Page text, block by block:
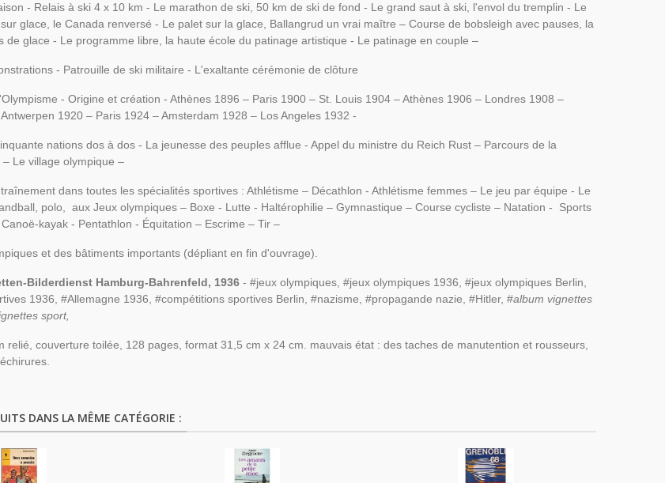
- Relais à ski 4 x 10 km - Le marathon de ski, 50 km de ski de fond - Le grand saut à ski, l'envol du tremplin - Le
glace, le Canada renversé - Le palet sur la glace, Ballangrud un vrai maître – Course de bobsleigh avec pauses, la
de glace - Le programme libre, la haute école du patinage artistique - Le patinage en couple –
- Patrouille de ski militaire - L'exaltante cérémonie de clôture
- Origine et création - Athènes 1896 – Paris 1900 – St. Louis 1904 – Athènes 1906 – Londres 1908 –
1920 – Paris 1924 – Amsterdam 1928 – Los Angeles 1932 -
nations dos à dos - La jeunesse des peuples afflue - Appel du ministre du Reich Rust – Parcours de la
Le village olympique –
dans toutes les spécialités sportives : Athlétisme – Décathlon - Athlétisme femmes – Le jeu par équipe - Le
polo, aux Jeux olympiques – Boxe - Lutte - Haltérophilie – Gymnastique – Course cycliste – Natation - Sports
kayak - Pentathlon - Équitation – Escrime – Tir –
et des bâtiments importants (dépliant en fin d'ouvrage).
Bilderdienst Hamburg-Bahrenfeld, 1936 - #jeux olympiques, #jeux olympiques 1936, #jeux olympiques Berlin,
1936, #Allemagne 1936, #compétitions sportives Berlin, #nazisme, #propagande nazie, #Hitler, #album vignettes
sport,
relié, couverture toilée, 128 pages, format 31,5 cm x 24 cm. mauvais état : des taches de manutention et rousseurs,
DANS LA MÊME CATÉGORIE :